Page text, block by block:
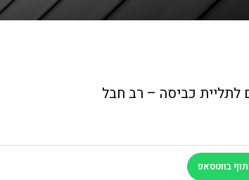
לתליית כביסה – רב חבל
בווטסאפ